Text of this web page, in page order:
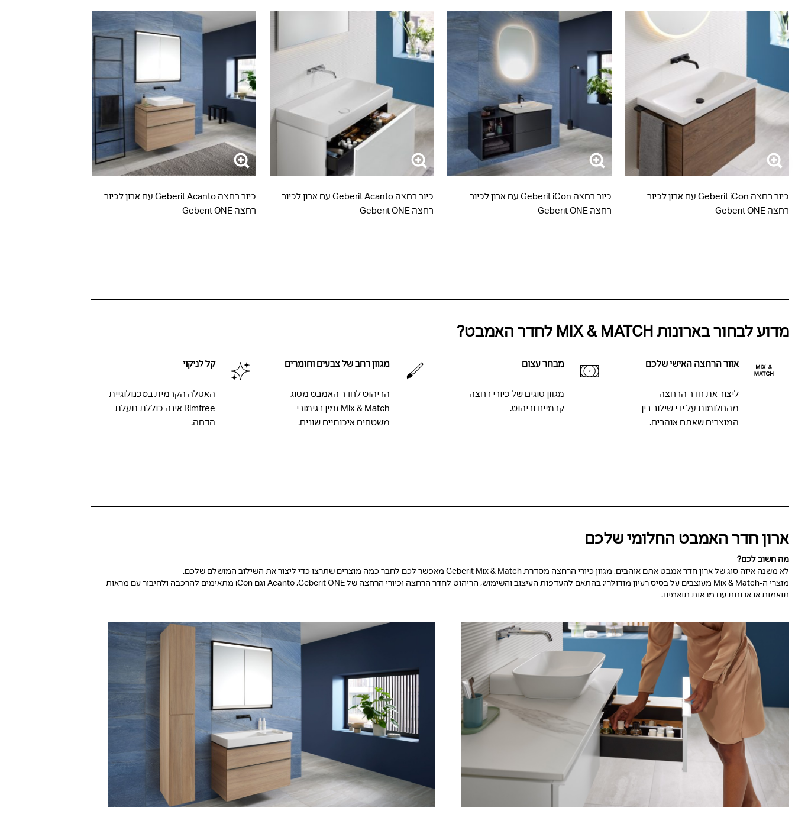
כיור רחצה Geberit iCon עם ארון לכיור
רחצה Geberit ONE
כיור רחצה Geberit iCon עם ארון לכיור
רחצה Geberit ONE
כיור רחצה Geberit Acanto עם ארון לכיור
רחצה Geberit ONE
כיור רחצה Geberit Acanto עם ארון לכיור
רחצה Geberit ONE
מדוע לבחור בארונות MIX & MATCH לחדר האמבט?
אזור הרחצה האישי שלכם
ליצור את חדר הרחצה
מהחלומות על ידי שילוב בין
המוצרים שאתם אוהבים.
מבחר עצום
מגוון סוגים של כיורי רחצה
קרמיים וריהוט.
מגוון רחב של צבעים וחומרים
הריהוט לחדר האמבט מסוג
Mix & Match זמין בגימורי
משטחים איכותיים שונים.
קל לניקוי
האסלה הקרמית בטכנולוגיית
Rimfree אינה כוללת תעלת
הדחה.
ארון חדר האמבט החלומי שלכם
מה חשוב לכם?
לא משנה איזה סוג של ארון חדר אמבט אתם אוהבים, מגוון כיורי הרחצה מסדרת Geberit Mix & Match מאפשר לכם לחבר כמה מוצרים שתרצו כדי ליצור את השילוב המושלם שלכם.
מוצרי ה-Mix & Match מעוצבים על בסיס רעיון מודולרי: בהתאם להעדפות העיצוב והשימוש, הריהוט לחדר הרחצה וכיורי הרחצה של Geberit ONE‏, Acanto וגם iCon מתאימים להרכבה ולחיבור עם מראות
תואמות או ארונות עם מראות תואמים.